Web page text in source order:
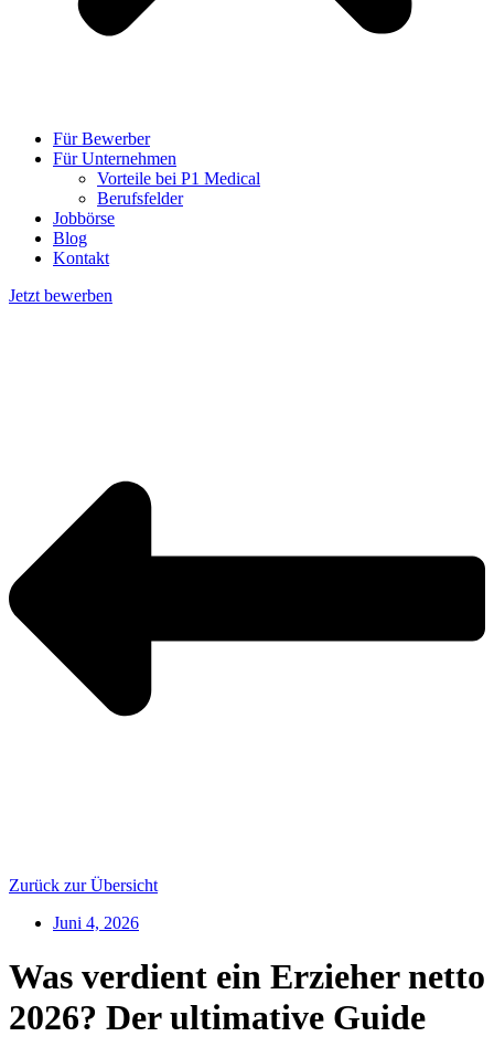
Für Bewerber
Für Unternehmen
Vorteile bei P1 Medical
Berufsfelder
Jobbörse
Blog
Kontakt
Jetzt bewerben
Zurück zur Übersicht
Juni 4, 2026
Was verdient ein Erzieher netto
2026? Der ultimative Guide